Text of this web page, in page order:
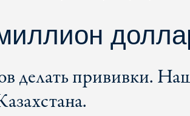
делать прививки.